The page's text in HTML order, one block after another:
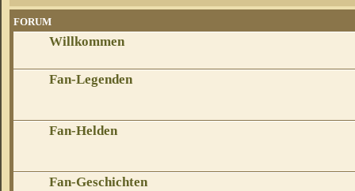
FORUM
Willkommen
Fan-Legenden
Fan-Helden
Fan-Geschichten